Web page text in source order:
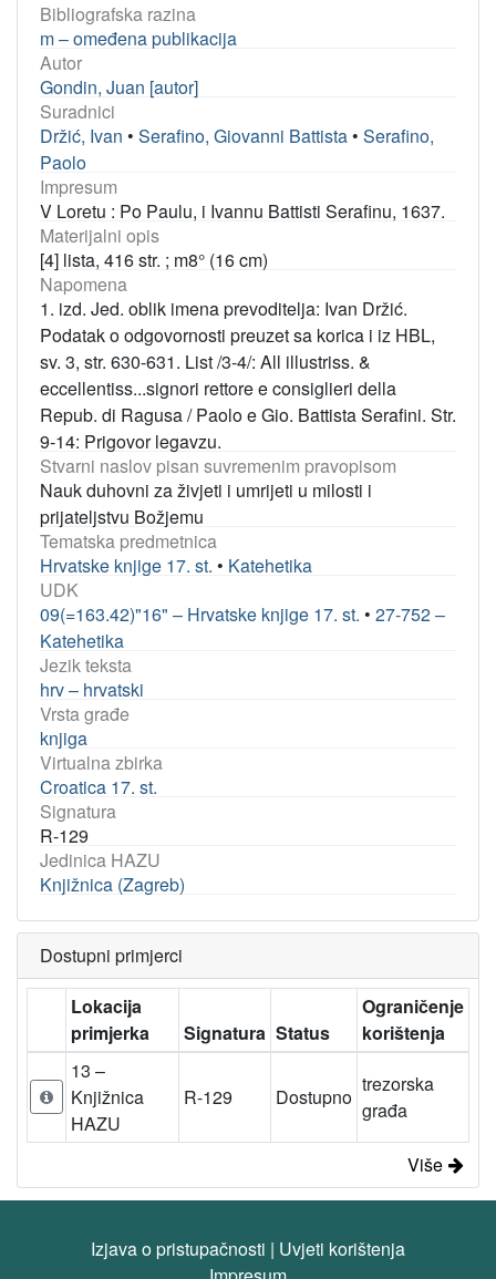
Bibliografska razina
m – omeđena publikacija
Autor
Gondin, Juan [autor]
Suradnici
Držić, Ivan • Serafino, Giovanni Battista • Serafino,
Paolo
Impresum
V Loretu : Po Paulu, i Ivannu Battisti Serafinu, 1637.
Materijalni opis
[4] lista, 416 str. ; m8° (16 cm)
Napomena
1. izd. Jed. oblik imena prevoditelja: Ivan Držić.
Podatak o odgovornosti preuzet sa korica i iz HBL,
sv. 3, str. 630-631. List /3-4/: All illustriss. &
eccellentiss...signori rettore e consiglieri della
Repub. di Ragusa / Paolo e Gio. Battista Serafini. Str.
9-14: Prigovor legavzu.
Stvarni naslov pisan suvremenim pravopisom
Nauk duhovni za živjeti i umrijeti u milosti i
prijateljstvu Božjemu
Tematska predmetnica
Hrvatske knjige 17. st. • Katehetika
UDK
09(=163.42)"16" – Hrvatske knjige 17. st. • 27-752 –
Katehetika
Jezik teksta
hrv – hrvatski
Vrsta građe
knjiga
Virtualna zbirka
Croatica 17. st.
Signatura
R-129
Jedinica HAZU
Knjižnica (Zagreb)
Dostupni primjerci
Lokacija
primjerka
Signatura Status
Ograničenje
korištenja
13 –
Knjižnica
HAZU
R-129 Dostupno
trezorska
građa
Više
Izjava o pristupačnosti | Uvjeti korištenja